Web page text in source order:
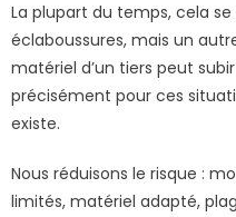
La plupart du temps, cela
éclaboussures, mais un
matériel d’un tiers peut
précisément pour ces
existe.
Nous réduisons le risque :
limités, matériel adapté,